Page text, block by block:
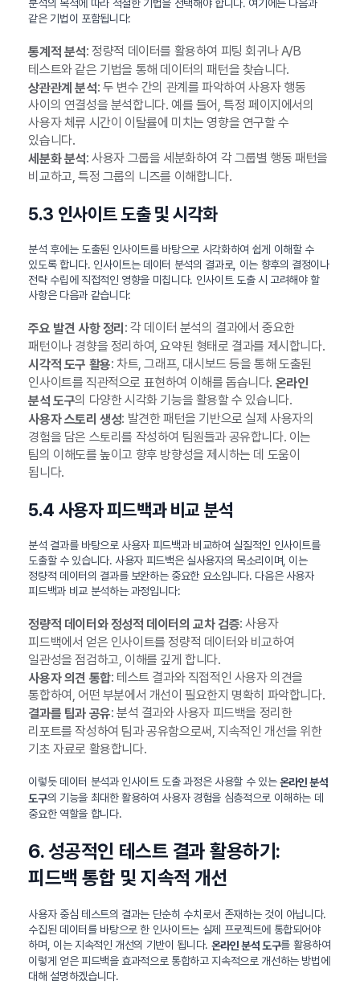
분석의 목적에 따라 적절한 기법을 선택해야 합니다. 여기에는 다음과
같은 기법이 포함됩니다:
통계적 분석: 정량적 데이터를 활용하여 피팅 회귀나 A/B
테스트와 같은 기법을 통해 데이터의 패턴을 찾습니다.
상관관계 분석: 두 변수 간의 관계를 파악하여 사용자 행동
사이의 연결성을 분석합니다. 예를 들어, 특정 페이지에서의
사용자 체류 시간이 이탈률에 미치는 영향을 연구할 수
있습니다.
세분화 분석: 사용자 그룹을 세분화하여 각 그룹별 행동 패턴을
비교하고, 특정 그룹의 니즈를 이해합니다.
5.3 인사이트 도출 및 시각화
분석 후에는 도출된 인사이트를 바탕으로 시각화하여 쉽게 이해할 수
있도록 합니다. 인사이트는 데이터 분석의 결과로, 이는 향후의 결정이나
전략 수립에 직접적인 영향을 미칩니다. 인사이트 도출 시 고려해야 할
사항은 다음과 같습니다:
주요 발견 사항 정리 : 각 데이터 분석의 결과에서 중요한
패턴이나 경향을 정리하여, 요약된 형태로 결과를 제시합니다.
시각적 도구 활용: 차트, 그래프, 대시보드 등을 통해 도출된
인사이트를 직관적으로 표현하여 이해를 돕습니다. 온라인
분석 도구의 다양한 시각화 기능을 활용할 수 있습니다.
사용자 스토리 생성: 발견한 패턴을 기반으로 실제 사용자의
경험을 담은 스토리를 작성하여 팀원들과 공유합니다. 이는
팀의 이해도를 높이고 향후 방향성을 제시하는 데 도움이
됩니다.
5.4 사용자 피드백과 비교 분석
분석 결과를 바탕으로 사용자 피드백과 비교하여 실질적인 인사이트를
도출할 수 있습니다. 사용자 피드백은 실사용자의 목소리이며, 이는
정량적 데이터의 결과를 보완하는 중요한 요소입니다. 다음은 사용자
피드백과 비교 분석하는 과정입니다:
정량적 데이터와 정성적 데이터의 교차 검증: 사용자
피드백에서 얻은 인사이트를 정량적 데이터와 비교하여
일관성을 점검하고, 이해를 깊게 합니다.
사용자 의견 통합: 테스트 결과와 직접적인 사용자 의견을
통합하여, 어떤 부분에서 개선이 필요한지 명확히 파악합니다.
결과를 팀과 공유: 분석 결과와 사용자 피드백을 정리한
리포트를 작성하여 팀과 공유함으로써, 지속적인 개선을 위한
기초 자료로 활용합니다.
이렇듯 데이터 분석과 인사이트 도출 과정은 사용할 수 있는온라인 분석
도구의 기능을 최대한 활용하여 사용자 경험을 심층적으로 이해하는 데
중요한 역할을 합니다.
6. 성공적인 테스트 결과 활용하기:
피드백 통합 및 지속적 개선
사용자 중심 테스트의 결과는 단순히 수치로서 존재하는 것이 아닙니다.
수집된 데이터를 바탕으로 한 인사이트는 실제 프로젝트에 통합되어야
하며, 이는 지속적인 개선의 기반이 됩니다. 온라인 분석 도구를 활용하여
이렇게 얻은 피드백을 효과적으로 통합하고 지속적으로 개선하는 방법에
대해 설명하겠습니다.